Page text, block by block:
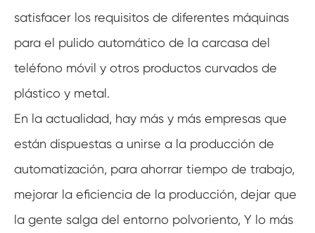
satisfacer los requisitos de diferentes máquinas
para el pulido automático de la carcasa del
teléfono móvil y otros productos curvados de
plástico y metal.
En la actualidad, hay más y más empresas que
están dispuestas a unirse a la producción de
automatización, para ahorrar tiempo de trabajo,
mejorar la eficiencia de la producción, dejar que
la gente salga del entorno polvoriento, Y lo más